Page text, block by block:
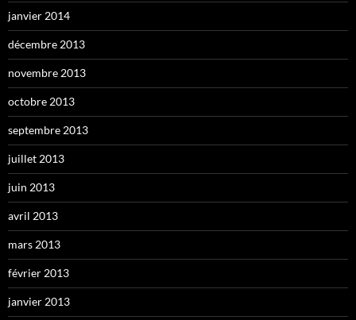
janvier 2014
décembre 2013
novembre 2013
octobre 2013
septembre 2013
juillet 2013
juin 2013
avril 2013
mars 2013
février 2013
janvier 2013